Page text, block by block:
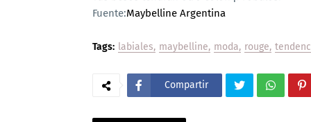
Fuente:Maybelline Argentina
Tags: labiales maybelline moda rouge
Compartir